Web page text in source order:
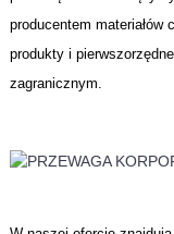
producentem
produkty i
zagranicznym.